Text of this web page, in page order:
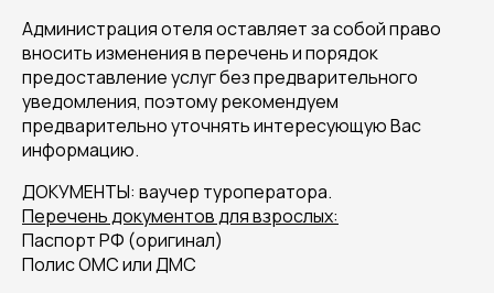
Администрация отеля оставляет за собой право
вносить изменения в перечень и порядок
предоставление услуг без предварительного
уведомления, поэтому рекомендуем
предварительно уточнять интересующую Вас
информацию.
ДОКУМЕНТЫ: ваучер туроператора.
Перечень документов для взрослых:
Паспорт РФ (оригинал)
Полис ОМС или ДМС